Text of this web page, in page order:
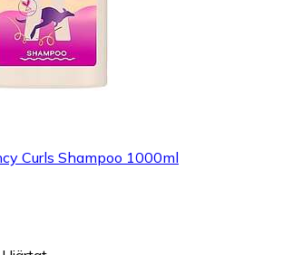
Curls Shampoo 1000ml